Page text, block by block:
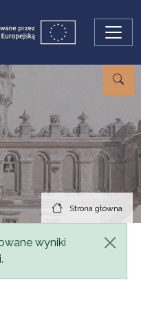
Strona główna
wyniki